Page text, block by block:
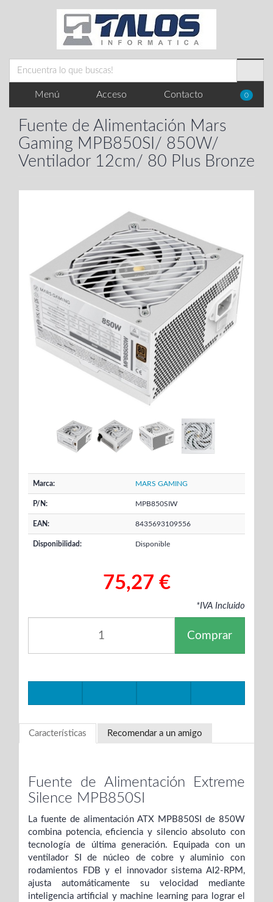
Menú Acceso Contacto 0
Fuente de Alimentación Mars
Gaming MPB850SI/ 850W/
Ventilador 12cm/ 80 Plus Bronze
Marca: MARS GAMING
P/N: MPB850SIW
EAN: 8435693109556
Disponibilidad: Disponible
75,27 €
*IVA Incluido
Comprar
Características Recomendar a un amigo
Fuente de Alimentación Extreme
Silence MPB850SI
La fuente de alimentación ATX MPB850SI de 850W
combina potencia, eficiencia y silencio absoluto con
tecnología de última generación. Equipada con un
ventilador SI de núcleo de cobre y aluminio con
rodamientos FDB y el innovador sistema AI2-RPM,
ajusta automáticamente su velocidad mediante
inteligencia artificial y machine learning para lograr el